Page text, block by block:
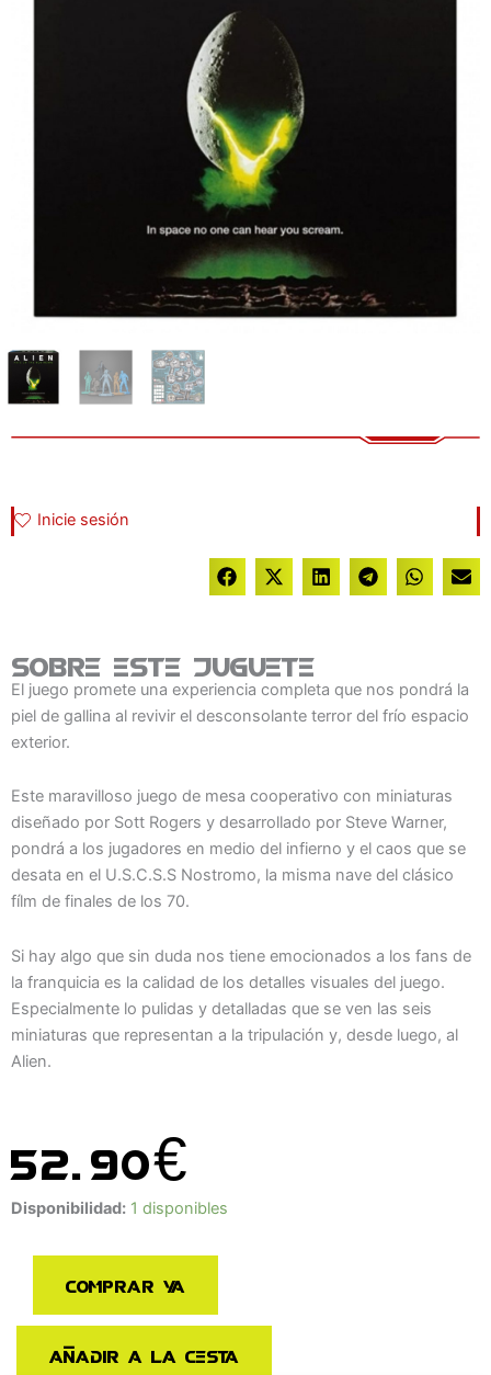
Inicie sesión
Sobre este juguete
El juego promete una experiencia completa que nos pondrá la
piel de gallina al revivir el desconsolante terror del frío espacio
exterior.
Este maravilloso juego de mesa cooperativo con miniaturas
diseñado por Sott Rogers y desarrollado por Steve Warner,
pondrá a los jugadores en medio del infierno y el caos que se
desata en el U.S.C.S.S Nostromo, la misma nave del clásico
fílm de finales de los 70.
Si hay algo que sin duda nos tiene emocionados a los fans de
la franquicia es la calidad de los detalles visuales del juego.
Especialmente lo pulidas y detalladas que se ven las seis
miniaturas que representan a la tripulación y, desde luego, al
Alien.
52.90€
Disponibilidad: 1 disponibles
Alien:
Octavo
PasajeroComprar ya
Añadir a la cesta